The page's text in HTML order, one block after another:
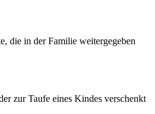
die‌ in der Familie weitergegeben
zur​ Taufe eines Kindes verschenkt